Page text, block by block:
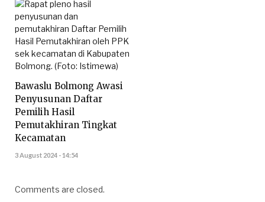
Bawaslu Bolmong Awasi
Penyusunan Daftar
Pemilih Hasil
Pemutakhiran Tingkat
Kecamatan
3 August 2024 - 14:54
Comments are closed.